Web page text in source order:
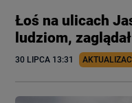
Łoś na ulicach
ludziom,
30 LIPCA 13:31